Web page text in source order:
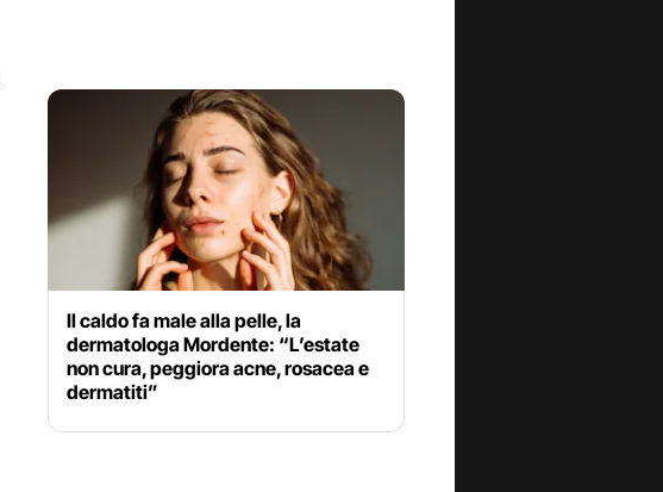
Il caldo fa male alla pelle, la
dermatologa Mordente: “L’estate
non cura, peggiora acne, rosacea e
dermatiti”